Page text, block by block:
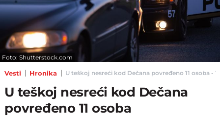
Foto: Shutterstock.com
Vesti Hronika U teškoj nesreći kod Dečana povređeno 11 osoba -
U teškoj nesreći kod Dečana
povređeno 11 osoba